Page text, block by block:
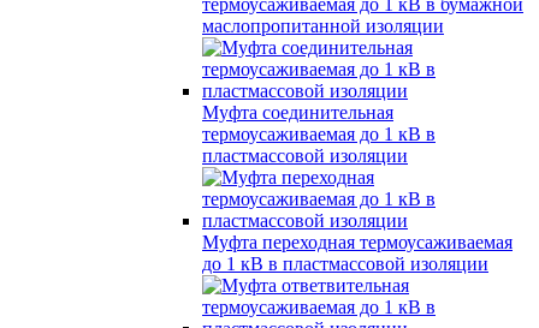
термоусаживаемая до 1 кВ в бумажной
маслопропитанной изоляции
Муфта соединительная
термоусаживаемая до 1 кВ в
пластмассовой изоляции
Муфта переходная термоусаживаемая
до 1 кВ в пластмассовой изоляции